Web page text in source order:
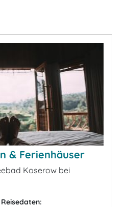
& Ferienhäuser
Koserow bei
Reisedaten: